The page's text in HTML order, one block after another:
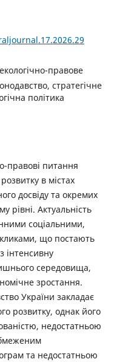
правове
стратегічне
політика
правові питання
в містах
досвіду та окремих
рівні. Актуальність
соціальними,
що постають
інтенсивну
середовища,
зростання.
України закладає
розвитку, однак його
недостатньою
та недостатньою